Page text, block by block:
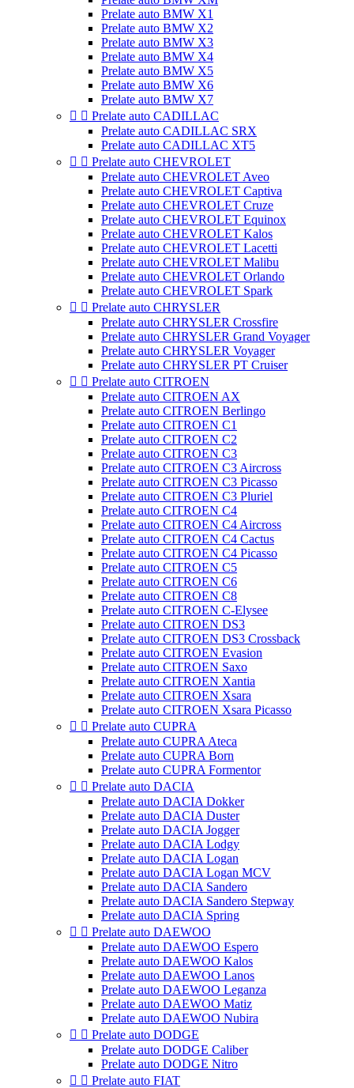
Prelate auto BMW X1
Prelate auto BMW X2
Prelate auto BMW X3
Prelate auto BMW X4
Prelate auto BMW X5
Prelate auto BMW X6
Prelate auto BMW X7
  Prelate auto CADILLAC
Prelate auto CADILLAC SRX
Prelate auto CADILLAC XT5
  Prelate auto CHEVROLET
Prelate auto CHEVROLET Aveo
Prelate auto CHEVROLET Captiva
Prelate auto CHEVROLET Cruze
Prelate auto CHEVROLET Equinox
Prelate auto CHEVROLET Kalos
Prelate auto CHEVROLET Lacetti
Prelate auto CHEVROLET Malibu
Prelate auto CHEVROLET Orlando
Prelate auto CHEVROLET Spark
  Prelate auto CHRYSLER
Prelate auto CHRYSLER Crossfire
Prelate auto CHRYSLER Grand Voyager
Prelate auto CHRYSLER Voyager
Prelate auto CHRYSLER PT Cruiser
  Prelate auto CITROEN
Prelate auto CITROEN AX
Prelate auto CITROEN Berlingo
Prelate auto CITROEN C1
Prelate auto CITROEN C2
Prelate auto CITROEN C3
Prelate auto CITROEN C3 Aircross
Prelate auto CITROEN C3 Picasso
Prelate auto CITROEN C3 Pluriel
Prelate auto CITROEN C4
Prelate auto CITROEN C4 Aircross
Prelate auto CITROEN C4 Cactus
Prelate auto CITROEN C4 Picasso
Prelate auto CITROEN C5
Prelate auto CITROEN C6
Prelate auto CITROEN C8
Prelate auto CITROEN C-Elysee
Prelate auto CITROEN DS3
Prelate auto CITROEN DS3 Crossback
Prelate auto CITROEN Evasion
Prelate auto CITROEN Saxo
Prelate auto CITROEN Xantia
Prelate auto CITROEN Xsara
Prelate auto CITROEN Xsara Picasso
  Prelate auto CUPRA
Prelate auto CUPRA Ateca
Prelate auto CUPRA Born
Prelate auto CUPRA Formentor
  Prelate auto DACIA
Prelate auto DACIA Dokker
Prelate auto DACIA Duster
Prelate auto DACIA Jogger
Prelate auto DACIA Lodgy
Prelate auto DACIA Logan
Prelate auto DACIA Logan MCV
Prelate auto DACIA Sandero
Prelate auto DACIA Sandero Stepway
Prelate auto DACIA Spring
  Prelate auto DAEWOO
Prelate auto DAEWOO Espero
Prelate auto DAEWOO Kalos
Prelate auto DAEWOO Lanos
Prelate auto DAEWOO Leganza
Prelate auto DAEWOO Matiz
Prelate auto DAEWOO Nubira
  Prelate auto DODGE
Prelate auto DODGE Caliber
Prelate auto DODGE Nitro
  Prelate auto FIAT